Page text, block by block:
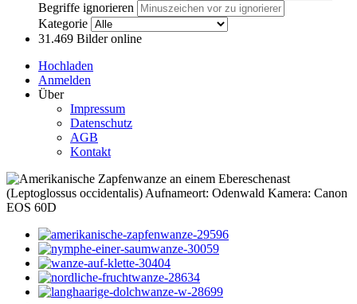
Begriffe ignorieren
Kategorie
31.469 Bilder online
Hochladen
Anmelden
Über
Impressum
Datenschutz
AGB
Kontakt